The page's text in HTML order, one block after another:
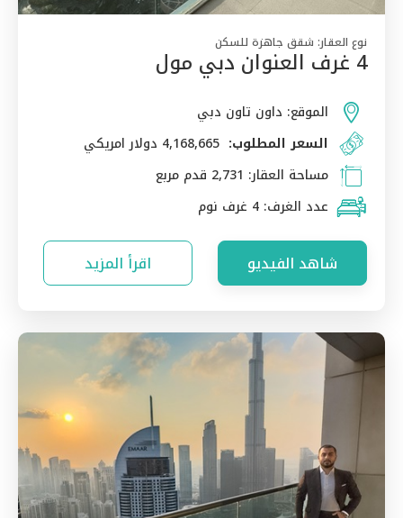
نوع العقار: شقق جاهزة للسكن
4 غرف العنوان دبي مول
الموقع: داون تاون دبي
السعر المطلوب: 4,168,665 دولار امريكي
مساحة العقار: 2,731 قدم مربع
عدد الغرف: 4 غرف نوم
شاهد الفيديو اقرأ المزيد